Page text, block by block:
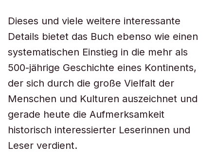
Dieses und viele weitere interessante
Details bietet das Buch ebenso wie einen
systematischen Einstieg in die mehr als
500-jährige Geschichte eines Kontinents,
der sich durch die große Vielfalt der
Menschen und Kulturen auszeichnet und
gerade heute die Aufmerksamkeit
historisch interessierter Leserinnen und
Leser verdient.